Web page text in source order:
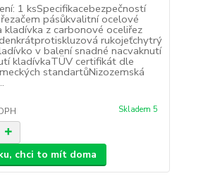
1 ksSpecifikacebezpečností
pásůkvalitní ocelové
z carbonové oceliřez
rukojeťchytrý
v balení snadné nacvaknutí
kladívkaTÜV certifikát dle
standartůNizozemská
Skladem 5
chci to mít doma